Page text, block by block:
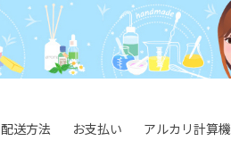
配送方法 お支払い アルカリ計算機